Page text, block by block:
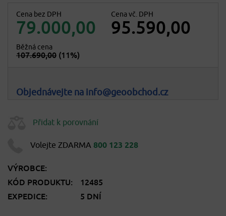
Cena bez DPH
79.000,00
Cena vč. DPH
95.590,00
Běžná cena
107.690,00 (11%)
Objednávejte na info@geoobchod.cz
Přidat k porovnání
Volejte ZDARMA 800 123 228
VÝROBCE:
KÓD PRODUKTU:
12485
EXPEDICE:
5 DNÍ